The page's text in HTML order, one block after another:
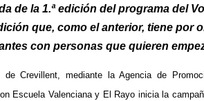
de la 1.ª edición del programa del
que, como el anterior, tiene por
con personas que quieren
de Crevillent, mediante la Agencia de
Escuela Valenciana y El Rayo inicia la